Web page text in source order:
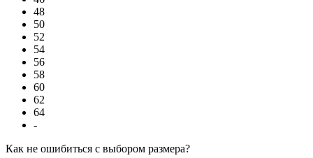
48
50
52
54
56
58
60
62
64
-
Как не ошибиться с выбором размера?